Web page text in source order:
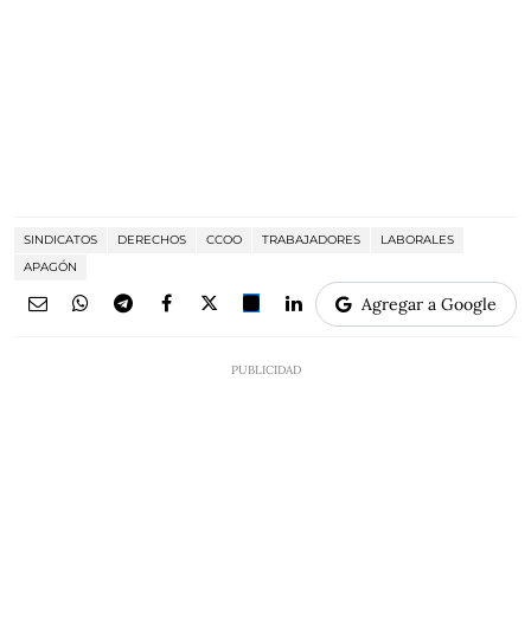
SINDICATOS DERECHOS CCOO TRABAJADORES
LABORALES
APAGÓN
Agregar a Google